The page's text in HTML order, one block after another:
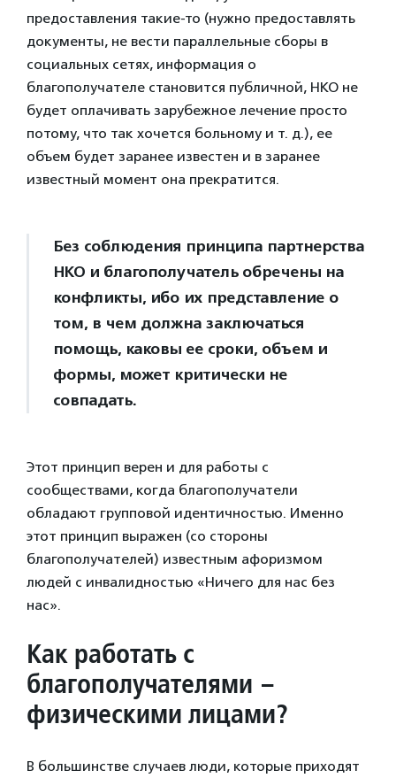
предоставления такие-то (нужно предоставлять
документы, не вести параллельные сборы в
социальных сетях, информация о
благополучателе становится публичной, НКО не
будет оплачивать зарубежное лечение просто
потому, что так хочется больному и т. д.), ее
объем будет заранее известен и в заранее
известный момент она прекратится.
Без соблюдения принципа партнерства
НКО и благополучатель обречены на
конфликты, ибо их представление о
том, в чем должна заключаться
помощь, каковы ее сроки, объем и
формы, может критически не
совпадать.
Этот принцип верен и для работы с
сообществами, когда благополучатели
обладают групповой идентичностью. Именно
этот принцип выражен (со стороны
благополучателей) известным афоризмом
людей с инвалидностью «Ничего для нас без
нас».
Как работать с
благополучателями –
физическими лицами?
В большинстве случаев люди, которые приходят